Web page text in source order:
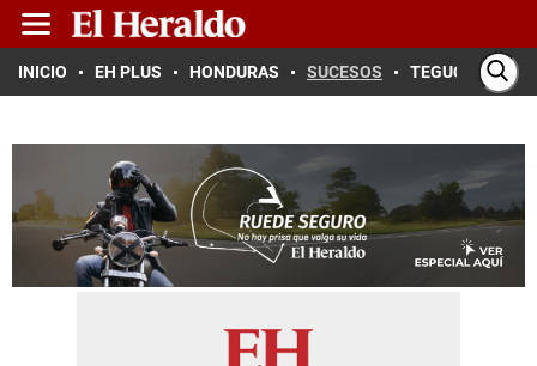
INICIO EH PLUS HONDURAS SUCESOS TEGUCIGALPA